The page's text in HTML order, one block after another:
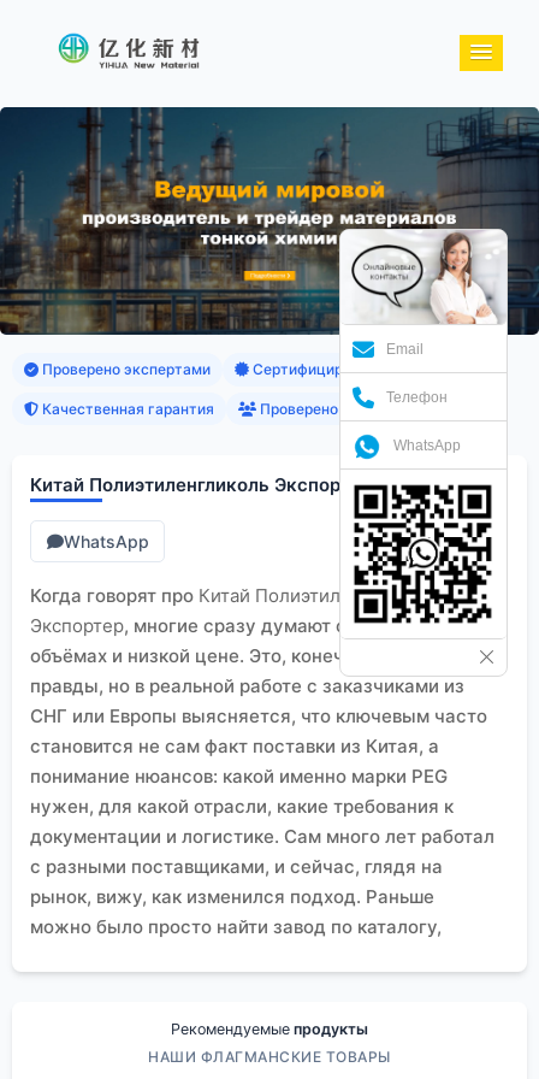
Проверено экспертами Сертифицированные продукты
Качественная гарантия Проверено клиентами
Китай Полиэтиленгликоль Экспортер
WhatsApp
Когда говорят про Китай Полиэтиленгликоль
Экспортер, многие сразу думают о гигантских
объёмах и низкой цене. Это, конечно, часть
правды, но в реальной работе с заказчиками из
СНГ или Европы выясняется, что ключевым часто
становится не сам факт поставки из Китая, а
понимание нюансов: какой именно марки PEG
нужен, для какой отрасли, какие требования к
документации и логистике. Сам много лет работал
с разными поставщиками, и сейчас, глядя на
рынок, вижу, как изменился подход. Раньше
можно было просто найти завод по каталогу,
От сырья до специфики: почему важен не
Рекомендуемые продукты
НАШИ ФЛАГМАНСКИЕ ТОВАРЫ
Email
Телефон
WhatsApp